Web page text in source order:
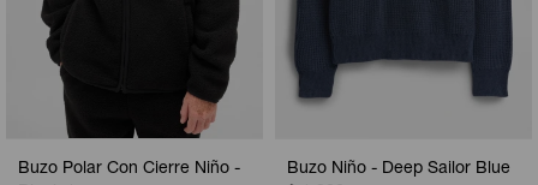
Buzo Polar Con Cierre Niño -
Buzo Niño - Deep Sailor Blue